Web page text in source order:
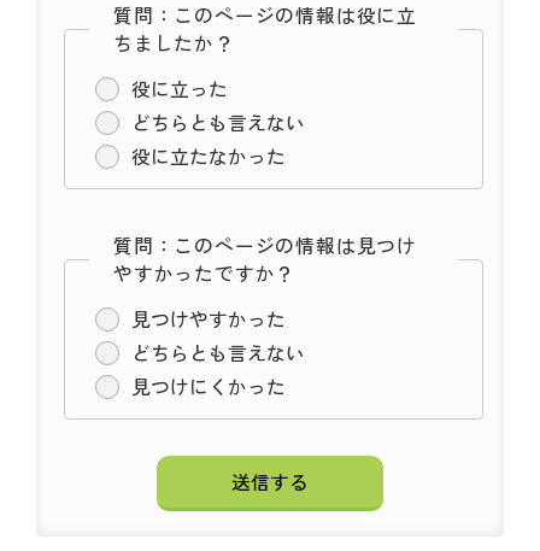
質問：このページの情報は役に立
ちましたか？
役に立った
どちらとも言えない
役に立たなかった
質問：このページの情報は見つけ
やすかったですか？
見つけやすかった
どちらとも言えない
見つけにくかった